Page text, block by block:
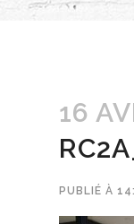
16
PUBLIÉ À